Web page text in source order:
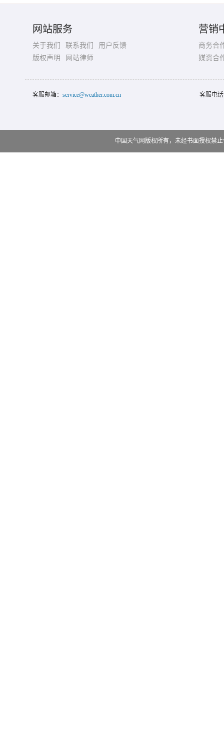
网站服务
关于我们 联系我们
用户反馈
版权声明
网站律师
营销
商务合
媒资合
客服邮箱： service@weather.com.cn 客服电
中国天气网版权所有，未经书面授权